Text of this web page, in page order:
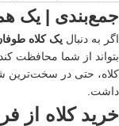
جمع‌بندی | یک
اگر به دنبال یک کلاه
بتواند از شما محافظت
کلاه، حتی در سخت‌ترین
داشت.
خرید کلاه از